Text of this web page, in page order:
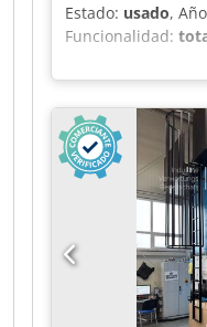
Estado: usado,
Funcionalidad:
nuestra prensa
100: Fuerza de
pistón: 300 mm
Altura de la mesa
Dimensiones de la
830 x 630 mm
profundidad): 830
agujero/diámetro
Dimensiones de
profundidad x
Capacidad de
avance rápido o